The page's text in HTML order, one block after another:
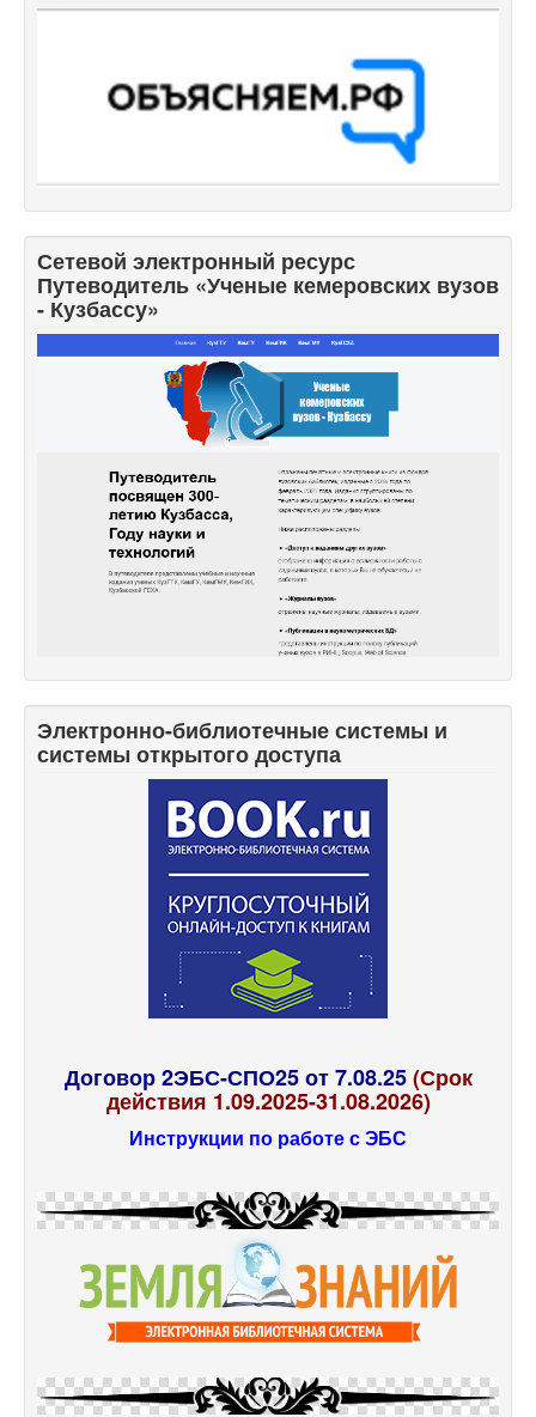
Сетевой электронный ресурс
Путеводитель «Ученые кемеровских вузов
- Кузбассу»
Электронно-библиотечные системы и
системы открытого доступа
Договор 2ЭБС-СПО25 от 7.08.25 (Срок
действия 1.09.2025-31.08.2026)
Инструкции по работе с ЭБС